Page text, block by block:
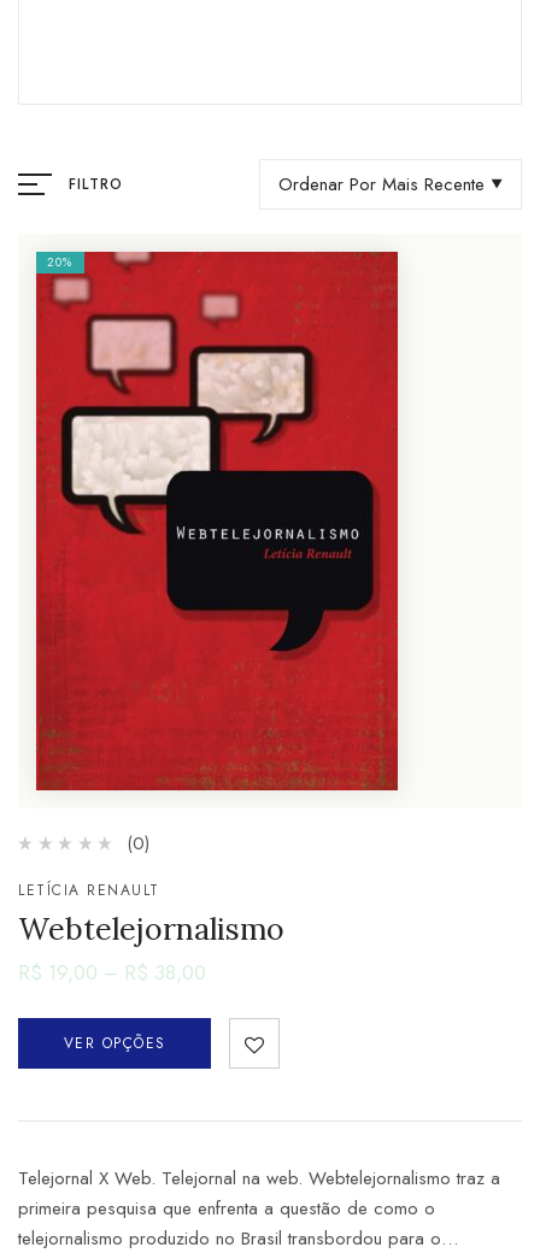
FILTRO Ordenar Por Mais Recente
20%
(0)
LETÍCIA RENAULT
Webtelejornalismo
R$ 19,00 – R$ 38,00
VER OPÇÕES
Telejornal X Web. Telejornal na web. Webtelejornalismo traz a
primeira pesquisa que enfrenta a questão de como o
telejornalismo produzido no Brasil transbordou para o…